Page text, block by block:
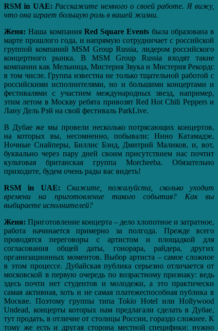
RSM in UAE: Расскажите немного о своей работе. Я вижу,
что она играет большую роль в вашей жизни.
Женя: Наша компания Red Square Events была образована в
марте прошлого года, и напрямую сотрудничает с российской
группой компаний MSM Group Russia, лидером российского
концертного рынка. В MSM Group Russia входят такие
компании как Мельница, Мистерия Звука и Мистерия Рекордс
в том числе. Группа известна не только тщательной работой с
российскими исполнителями, но и большими концертами и
фестивалями с участием международных звезд, например,
этим летом в Москву ребята привозят Red Hot Chili Peppers и
Лану Дель Рэй на свой фестиваль ParkLive.
В Дубае же мы провели несколько потрясающих концертов,
на которых вы, несомненно, побывали: Нино Катамадзе,
Ночные Снайперы, Биллис Бэнд, Дмитрий Маликов, и, вот,
буквально через пару дней своим присутствием нас почтит
культовая британская группа Morcheeba. Обязательно
приходите, будем очень рады вас видеть!
RSM in UAE:
Скажите, пожалуйста, сколько уходит
времени на приготовление такого события? Как вы
выбираете исполнителей?
Женя: Приготовление концерта – дело хлопотное и затратное,
работа начинается примерно за полгода. Прежде всего
проводятся переговоры с артистом и площадкой для
согласования общей даты, гонорара, райдера, других
организационных моментов. Выбор артиста – самое сложное
в этом процессе. Дубайская публика серьезно отличается от
московской в первую очередь по возрастному признаку: ведь
здесь почти нет студентов и молодежи, а это практически
самая активная, хоть и не самая платежеспособная публика в
Москве. Поэтому группы типа Tokio Hotel или Hollywood
Undead, концерты которых нам предлагали сделать в Дубае,
тут продать, в отличие от столицы России, гораздо сложнее. К
тому же есть и другая сторона местной специфики: нужно